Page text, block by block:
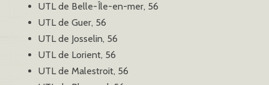
UTL de Belle-Île-en-mer, 56
UTL de Guer, 56
UTL de Josselin, 56
UTL de Lorient, 56
UTL de Malestroit, 56